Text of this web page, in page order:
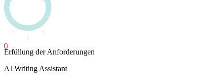
0
Erfüllung der Anforderungen
AI Writing Assistant